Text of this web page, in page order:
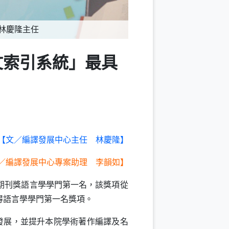
慶隆主任
引系統」最具
文／編譯發展中心主任 林慶隆】
編譯發展中心專案助理 李韻如】
獎語言學學門第一名，該獎項從
言學學門第一名獎項。
，並提升本院學術著作編譯及名